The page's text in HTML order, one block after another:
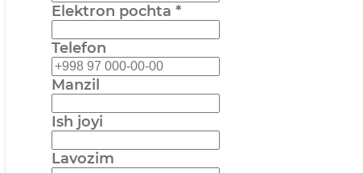
Elektron pochta *
Telefon
Manzil
Ish joyi
Lavozim